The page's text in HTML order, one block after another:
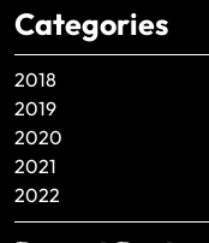
Categories
2018
2019
2020
2021
2022